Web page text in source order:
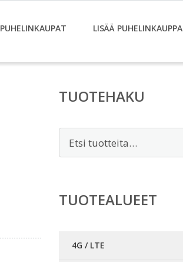
PUHELINKAUPAT LISÄÄ PUHELINKAUPPA
TUOTEHAKU
TUOTEALUEET
4G / LTE